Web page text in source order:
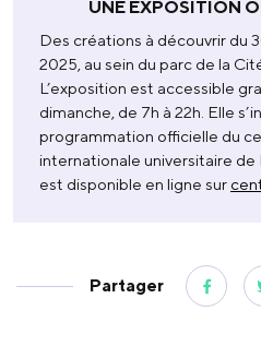
UNE EXPOSITION
Des créations à découvrir du
2025, au sein du parc de la
L’exposition est accessible
dimanche, de 7h à 22h. Elle
programmation officielle du
internationale universitaire de
est disponible en ligne sur
Partager